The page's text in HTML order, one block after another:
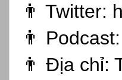
👨 Twitter:
👨 Podcast:
👨 Địa chỉ: